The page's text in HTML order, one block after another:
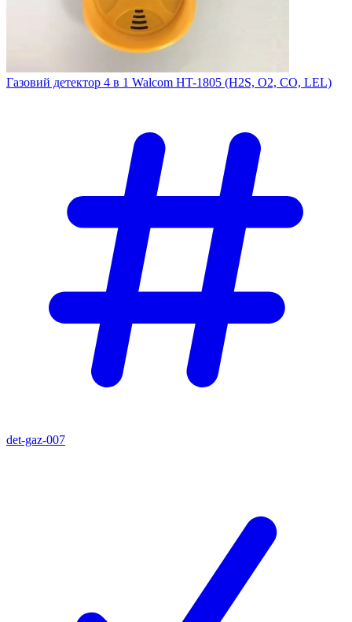
Газовий детектор 4 в 1 Walcom HT-1805 (H2S, O2, СО, LEL)
det-gaz-007